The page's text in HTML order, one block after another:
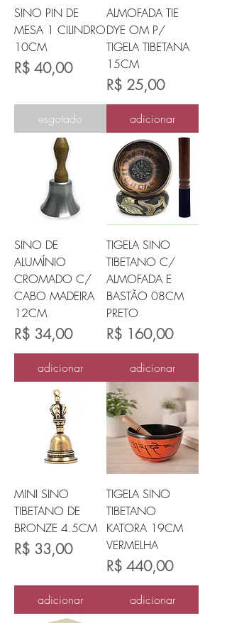
SINO PIN DE
MESA 1 CILINDRO
10CM
Preço
R$ 40,00
esgotado
ALMOFADA TIE
DYE OM P/
TIGELA TIBETANA
15CM
Preço
R$ 25,00
adicionar
SINO DE
ALUMÍNIO
CROMADO C/
CABO MADEIRA
12CM
Preço
R$ 34,00
adicionar
TIGELA SINO
TIBETANO C/
ALMOFADA E
BASTÃO 08CM
PRETO
Preço
R$ 160,00
adicionar
MINI SINO
TIBETANO DE
BRONZE 4.5CM
Preço
R$ 33,00
adicionar
TIGELA SINO
TIBETANO
KATORA 19CM
VERMELHA
Preço
R$ 440,00
adicionar